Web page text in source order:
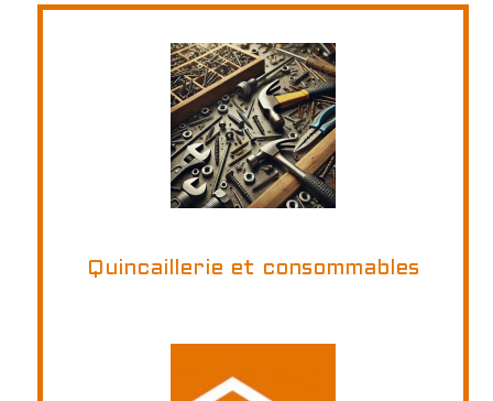
Quincaillerie et consommables